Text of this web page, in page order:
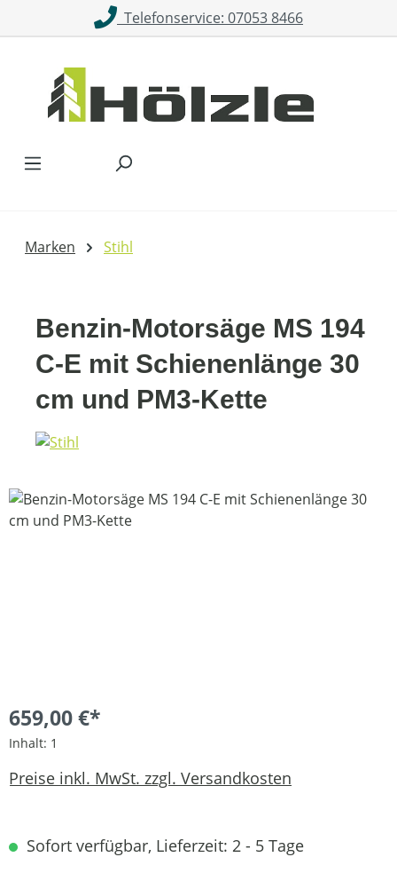
Zum Hauptinhalt springenTelefonservice: 07053 8466
Marken Stihl
Benzin-Motorsäge MS 194
C-E mit Schienenlänge 30
cm und PM3-Kette
Bildergalerie überspringen
659,00 €*
Inhalt: 1
Preise inkl. MwSt. zzgl. Versandkosten
Sofort verfügbar, Lieferzeit: 2 - 5 Tage